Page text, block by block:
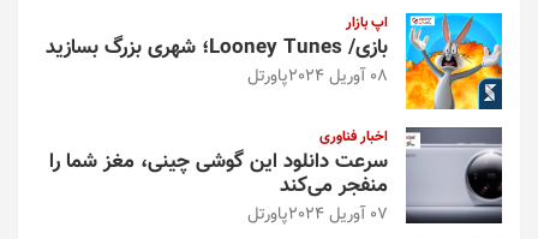
اپ بازار
بازی/ Looney Tunes؛ شهری بزرگ بسازید
08 آوریل 2024 پاورتل
اخبار فناوری
سرعت دانلود این گوشی چینی، مغز شما را
منفجر می‌کند
07 آوریل 2024 پاورتل